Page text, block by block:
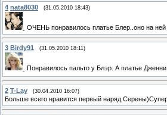
4 nata8030 (31.05.2010 18:43)
ОЧЕНЬ понравилось платье Блер..оно на ней
3 Birdy91 (31.05.2010 18:11)
Понравилось пальто у Блэр. А платье
2 T-Lay (30.04.2010 16:07)
Больше всего нравится первый наряд